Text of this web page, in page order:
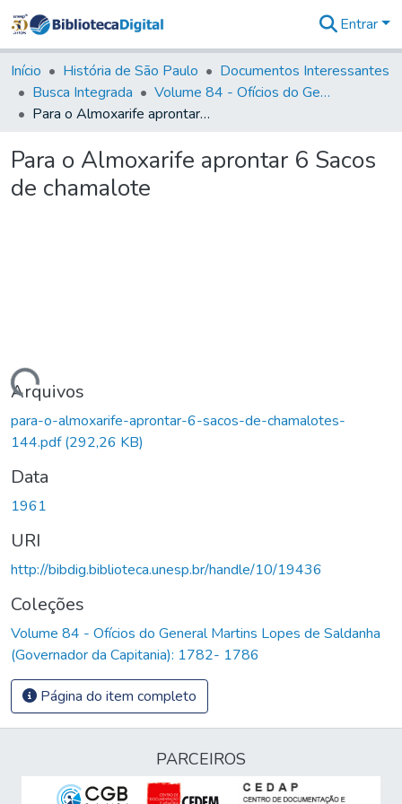
&
Coleções
Tudo na
Biblioteca
Estatísticas
Entrar
Início História de São Paulo
Documentos Interessantes
Busca Integrada
Volume 84 - Ofícios do General Martins Lopes de Saldanha (Governador da Capitania): 1782- 1786
Para o Almoxarife aprontar 6 Sacos de chamalote
Para o Almoxarife aprontar 6 Sacos
de chamalote
Carregando...
Arquivos
para-o-almoxarife-aprontar-6-sacos-de-chamalotes-
144.pdf(292,26 KB)
Data
1961
URI
http://bibdig.biblioteca.unesp.br/handle/10/19436
Coleções
Volume 84 - Ofícios do General Martins Lopes de Saldanha
(Governador da Capitania): 1782- 1786
Página do item completo
PARCEIROS